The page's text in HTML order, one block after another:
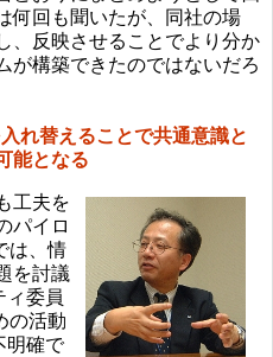
何回も聞いたが、同社の場
、反映させることでより分か
が構築できたのではないだろ
れ替えることで共通意識と
能となる
工夫を
パイロ
は、情
を討議
ィ委員
の活動
明確で